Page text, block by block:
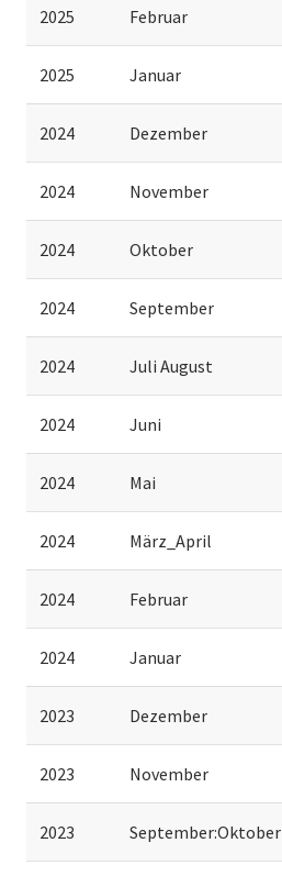
2025 Februar
2025 Januar
2024 Dezember
2024 November
2024 Oktober
2024 September
2024 Juli August
2024 Juni
2024 Mai
2024 März_April
2024 Februar
2024 Januar
2023 Dezember
2023 November
2023 September:Oktober